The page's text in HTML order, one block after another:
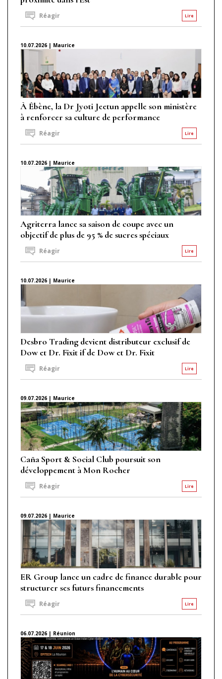
Lire
Réagir
10.07.2026 | Maurice
À Ébène, la Dr Jyoti Jeetun appelle son ministère
à renforcer sa culture de performance
Lire
Réagir
10.07.2026 | Maurice
Agriterra lance sa saison de coupe avec un
objectif de plus de 95 % de sucres spéciaux
Lire
Réagir
10.07.2026 | Maurice
Desbro Trading devient distributeur exclusif de
Dow et Dr. Fixit if de Dow et Dr. Fixit
Lire
Réagir
09.07.2026 | Maurice
Caña Sport & Social Club poursuit son
développement à Mon Rocher
Lire
Réagir
09.07.2026 | Maurice
ER Group lance un cadre de finance durable pour
structurer ses futurs financements
Lire
Réagir
06.07.2026 | Réunion